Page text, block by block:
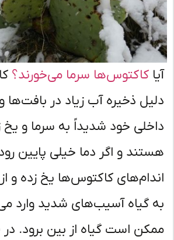
کاکتوس‌ها سرما می‌خورند؟
ذخیره آب زیاد در بافت‌ها و
خود شدیداً به سرما و یخ
و اگر دما خیلی پایین رود
کاکتوس‌ها یخ زده و از
گیاه آسیب‌های شدید وارد
است گیاه از بین برود. در